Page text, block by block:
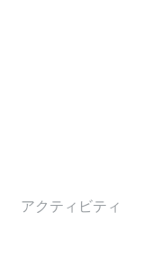
アクティビティ